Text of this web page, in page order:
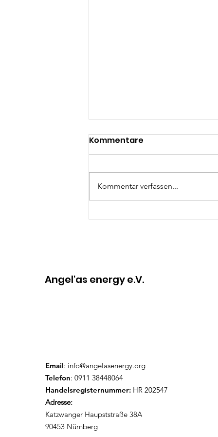
Indien hautnah erleben
Kommentare
Kommentar verfassen...
Angel'as energy e.V.
Email: info@angelasenergy.org
Telefon: 0911 38448064
Handelsregisternummer: HR 202547
Adresse:
Katzwanger Haupststraße 38A
90453 Nürnberg